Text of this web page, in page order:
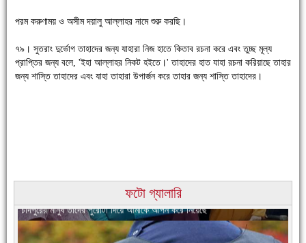
পরম করুণাময় ও অসীম দয়ালু আল্লাহর নামে শুরু করছি।
৭৯। সুতরাং দুর্ভোগ তাহাদের জন্য যাহারা নিজ হাতে কিতাব রচনা করে এবং তুচ্ছ মূল্য
প্রাপ্তির জন্য বলে, 'ইহা আল্লাহর নিকট হইতে।' তাহাদের হাত যাহা রচনা করিয়াছে তাহার
জন্য শাস্তি তাহাদের এবং যাহা তাহারা উপার্জন করে তাহার জন্য শাস্তি তাহাদের।
ফটো গ্যালারি
চাঁদপুরে উই-এর প্রথম নানা ধরনের পণ্যের সমারোহ
চাঁদপুরের মানুষ তাদের পুরোটা দিয়ে আমাকে আপন করে নিয়েছে